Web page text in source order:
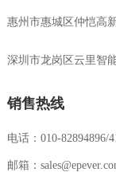
惠州市惠城区仲恺高
深圳市龙岗区云里智
销售热线
电话：010-82894896/
邮箱：